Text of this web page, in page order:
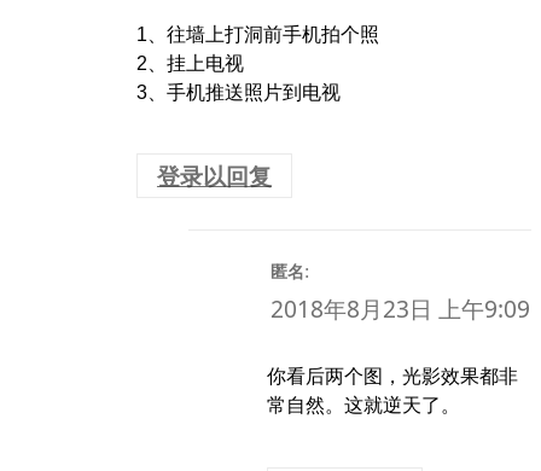
1、往墙上打洞前手机拍个照
2、挂上电视
3、手机推送照片到电视
登录以回复
匿名:
2018年8月23日 上午9:09
你看后两个图，光影效果都非
常自然。这就逆天了。